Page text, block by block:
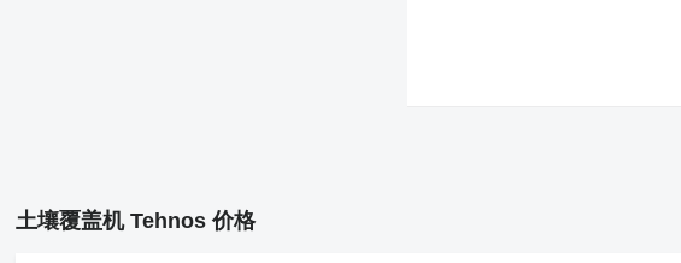
土壤覆盖机 Tehnos 价格